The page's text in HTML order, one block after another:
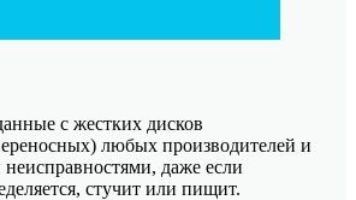
с жестких дисков
любых производителей и
даже если
стучит или пищит.